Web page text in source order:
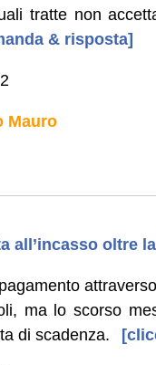
tratte non
& risposta]
Mauro
all’incasso oltre
ma lo scorso
di scadenza.